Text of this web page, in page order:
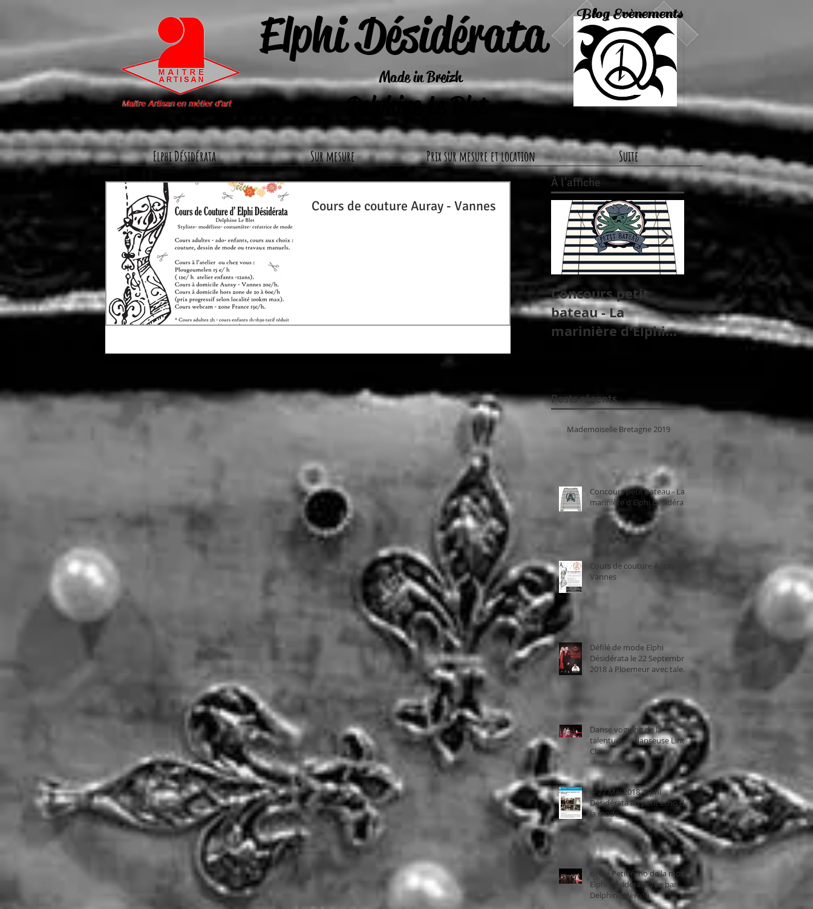
Elphi Désidérata
Made in Breizh
Delphine Le Blet
Blog Evènements
Cours de couture Auray - Vannes
À l'affiche
Concours petit
bateau - La
marinière d'Elphi
Shooting officiel de
Mademoiselle
France 2018
Posts récents
Mademoiselle Bretagne 2019
Concours petit bateau - La
marinière d'Elphi Désidérata
Cours de couture Auray -
Vannes
Défilé de mode Elphi
Désidérata le 22 Septembre
2018 à Ploemeur avec talent
Danse voguing de la
talentueuse danseuse Linda
Claire
le 27 Mai 2018, Elphi
Désidérata au petit écho de
la mode.
défilé Petit écho de la mode,
Elphi Désidérata vue par
Delphine Herrou
Elphi Désidérata Sur mesure Prix sur mesure et location Suite